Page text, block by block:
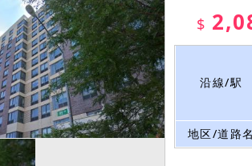
$
沿線/駅
地区/道路